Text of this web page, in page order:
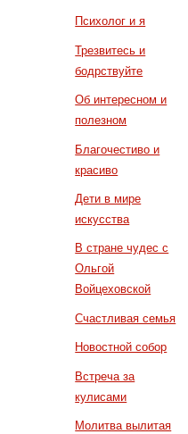
Психолог и я
Трезвитесь и
бодрствуйте
Об интересном и
полезном
Благочестиво и
красиво
Дети в мире
искусства
В стране чудес с
Ольгой
Войцеховской
Счастливая семья
Новостной собор
Встреча за
кулисами
Молитва вылитая